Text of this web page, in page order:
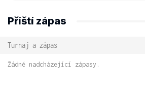
Příští zápas
Turnaj a zápas
Žádné nadcházející zápasy.